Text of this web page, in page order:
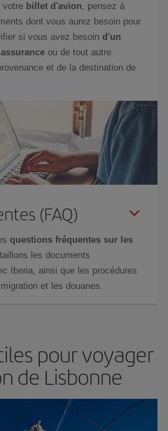
votre billet d'avion, pensez à
dont vous aurez besoin pour
si vous avez besoin d'un
ou de tout autre
et de la destination de
(FAQ)
questions fréquentes sur les
les documents
Iberia, ainsi que les procédures
et les douanes.
pour voyager
de Lisbonne